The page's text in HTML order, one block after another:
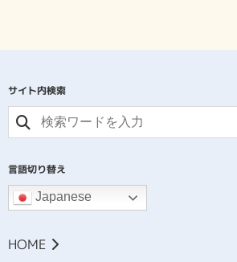
サイト内検索
言語切り替え
Japanese
HOME